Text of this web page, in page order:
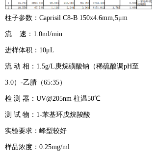
柱子参数：Caprisil C8-B 150x4.6mm,5μm
流 速：1.0ml/min
进样体积：10μL
流 动 相：1.5g/L庚烷磺酸钠（稀硫酸调pH至
3.0）-乙腈（65:35）
检 测 器：UV@205nm 柱温50℃
测 试 物：1-苯基环戊烷羧酸
实验要求：峰型较好
样品浓度：0.25mg/ml